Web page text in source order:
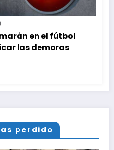
en el fútbol
las demoras
perdido